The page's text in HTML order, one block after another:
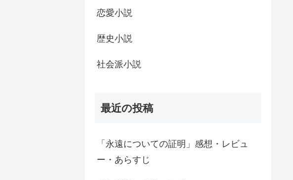
恋愛小説
歴史小説
社会派小説
最近の投稿
「永遠についての証明」感想・レビュ
ー・あらすじ